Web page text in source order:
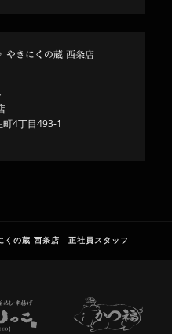
やきにくの蔵 西条店
4丁目493-1
くの蔵 西条店 正社員スタッフ